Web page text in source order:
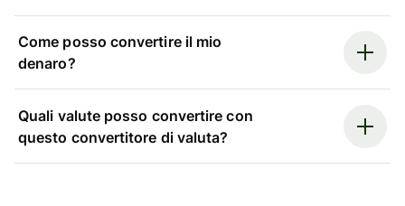
Come posso convertire il mio
denaro?
Quali valute posso convertire con
questo convertitore di valuta?